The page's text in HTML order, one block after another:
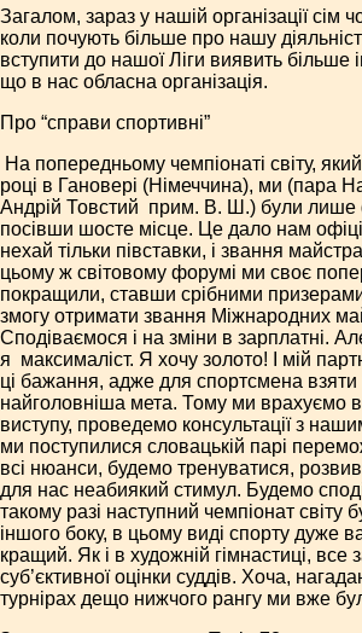
Загалом, зараз у нашій організації сім
коли почують більше про нашу
вступити до нашої Ліги виявить більше
що в нас обласна організація.
Про “справи спортивні”
На попередньому чемпіонаті світу,
році в Гановері (Німеччина), ми (пара
Андрій Товстий ­ прим. В. Ш.) були лише
посівши шосте місце. Це дало нам
нехай тільки півставки, і звання
цьому ж світовому форумі ми своє
покращили, ставши срібними
змогу отримати звання Міжнародних
Сподіваємося і на зміни в зарплатні.
я ­ максималіст. Я хочу золото! І мій
ці бажання, адже для спортсмена
найголовніша мета. Тому ми врахуємо
виступу, проведемо консультації з
ми поступилися словацькій парі
всі нюанси, будемо тренуватися,
для нас неабиякий стимул. Будемо
такому разі наступний чемпіонат світу
іншого боку, в цьому виді спорту дуже
кращий. Як і в художній гімнастиці, все
суб’єктивної оцінки суддів. Хоча,
турнірах дещо нижчого рангу ми вже